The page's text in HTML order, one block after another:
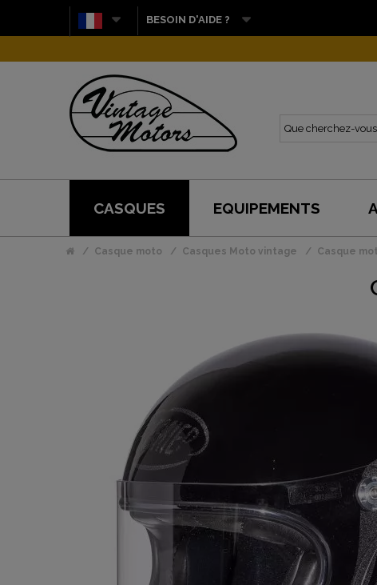
BESOIN D'AIDE ?
CASQUES EQUIPEMENTS
Casque moto Casques Moto vintage Casque